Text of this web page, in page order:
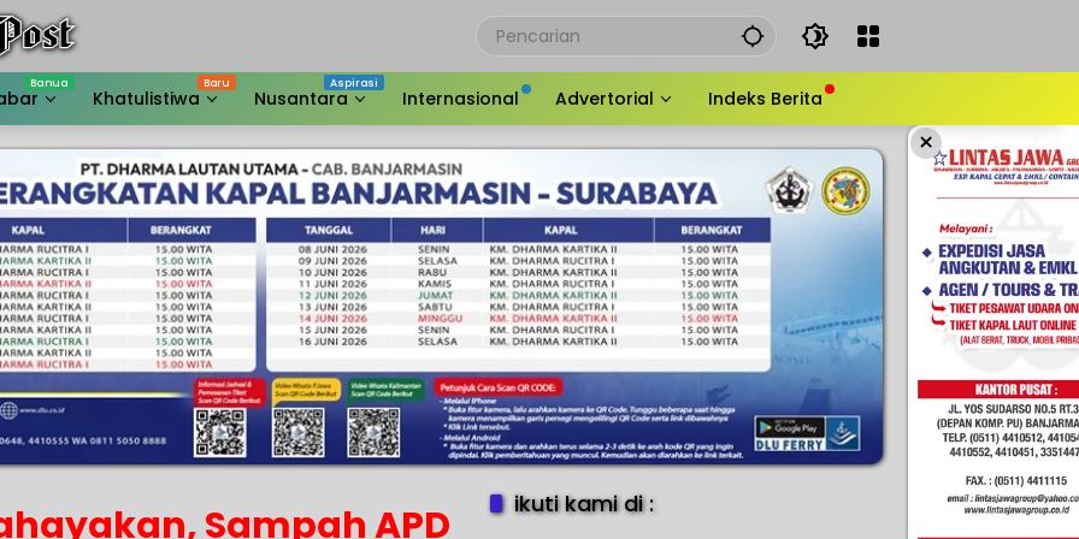
Khatulistiwa Nusantara Internasional Advertorial Indeks Berita
×
Sampah APD
ikuti kami di :